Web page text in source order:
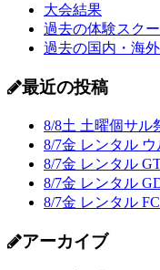
大会結果
過去の体験スク
過去の国内・海
最近の投稿
8/8土 土曜個サル
8/7金 レンタル
8/7金 レンタル
8/7金 レンタル
8/7金 レンタル
アーカイブ